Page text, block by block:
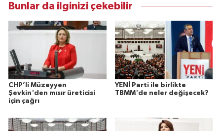
Bunlar da ilginizi çekebilir
CHP’li Müzeyyen
Şevkin'den mısır üreticisi
için çağrı
YENİ Parti ile birlikte
TBMM'de neler değişecek?